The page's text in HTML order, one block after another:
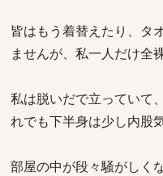
皆はもう着替えたり、タ
ませんが、私一人だけ全
私は脱いだで立っていて
れでも下半身は少し内股
部屋の中が段々騒がしく